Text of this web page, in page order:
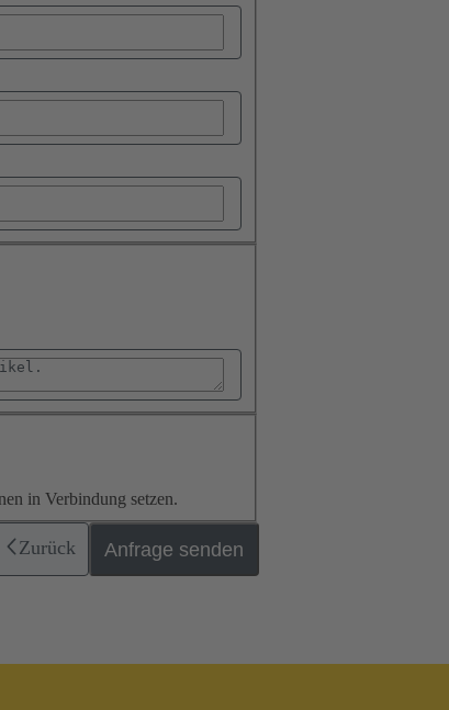
in Verbindung setzen.
Zurück Anfrage senden